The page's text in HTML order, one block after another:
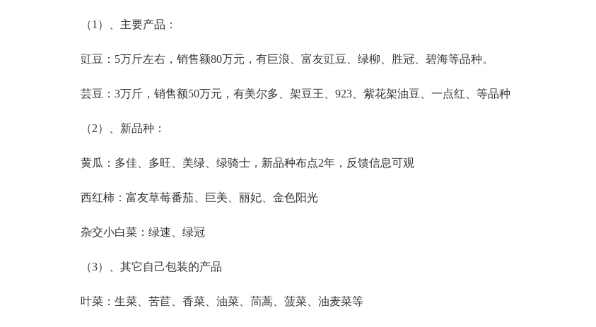
（1）、主要产品：
豇豆：5万斤左右，销售额80万元，有巨浪、富友豇豆、绿柳、胜冠、碧海等品种。
芸豆：3万斤，销售额50万元，有美尔多、架豆王、923、紫花架油豆、一点红、等品种
（2）、新品种：
黄瓜：多佳、多旺、美绿、绿骑士，新品种布点2年，反馈信息可观
西红柿：富友草莓番茄、巨美、丽妃、金色阳光
杂交小白菜：绿速、绿冠
（3）、其它自己包装的产品
叶菜：生菜、苦苣、香菜、油菜、茼蒿、菠菜、油麦菜等